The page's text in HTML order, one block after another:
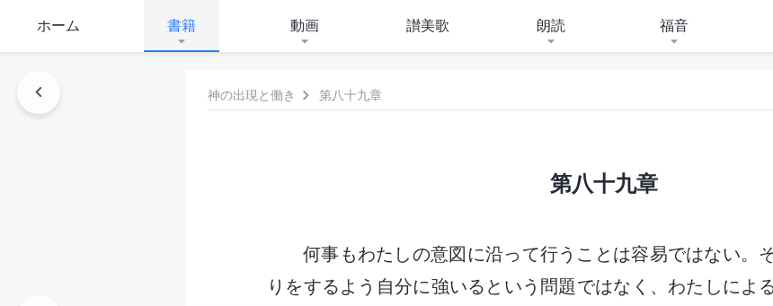
ホーム 書籍 動画 讃美歌 朗読 福音
神の出現と働き 第八十九章
第八十九章
何事もわたしの意図に沿って行うことは容易ではない。
りをするよう自分に強いるという問題ではなく、わたしによ